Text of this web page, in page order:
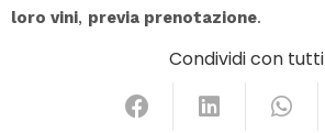
loro vini, previa prenotazione.
Condividi con tutti